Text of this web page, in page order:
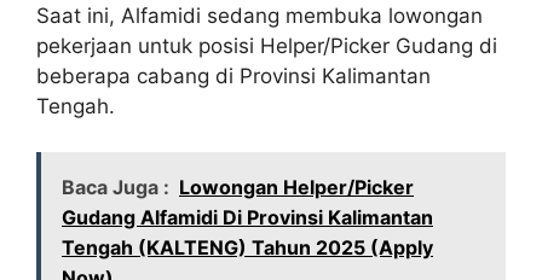
Saat ini, Alfamidi sedang membuka lowongan
pekerjaan untuk posisi Helper/Picker Gudang di
beberapa cabang di Provinsi Kalimantan
Tengah.
Baca Juga : Lowongan Helper/Picker
Gudang Alfamidi Di Provinsi Kalimantan
Tengah (KALTENG) Tahun 2025 (Apply